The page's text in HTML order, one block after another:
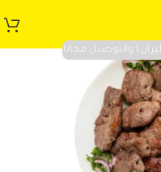
والتوصيل مجانا